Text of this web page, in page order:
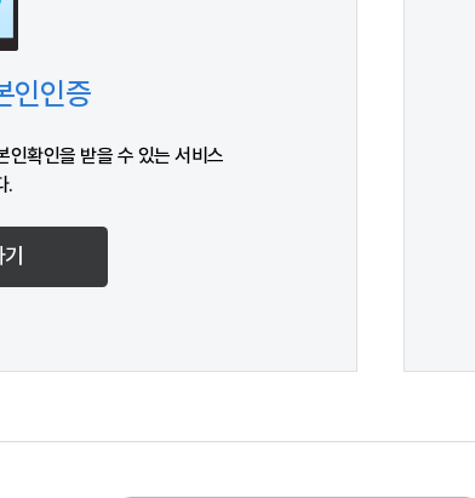
인인증
인확인을 받을 수 있는 서비스
.